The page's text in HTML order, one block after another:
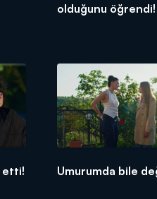
olduğunu öğrendi!
etti! Umurumda bile